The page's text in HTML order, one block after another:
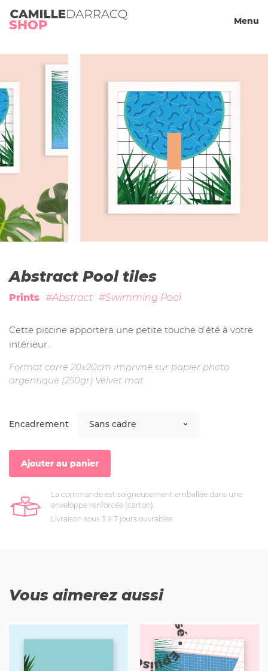
Camille Darracq
SHOP Menu
Panier
Abstract Pool tiles
Prints #Abstract #Swimming Pool
Cette piscine apportera une petite touche d’été à votre
intérieur.
Format carré 20x20cm imprimé sur papier photo
argentique (250gr) Velvet mat.
Encadrement
Ajouter au panier
La commande est soigneusement emballée dans une
enveloppe renforcée (carton).
Livraison sous 3 à 7 jours ouvrables
Vous aimerez aussi